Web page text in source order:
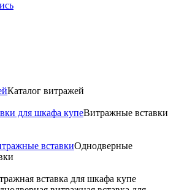
Каталог витражей
для шкафа купеВитражные вставки
вставкиОднодверные
вставка для шкафа купе